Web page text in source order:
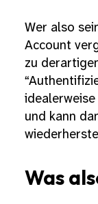
Wer also
Account
zu
und kann
Was